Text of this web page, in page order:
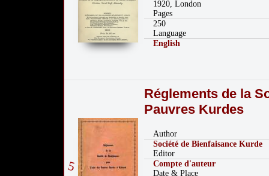
1920, London
Pages
250
Language
English
5
Réglements de la
Pauvres Kurdes
Author
Société de Bienfaisance Kurde
Editor
Compte d'auteur
Date & Place